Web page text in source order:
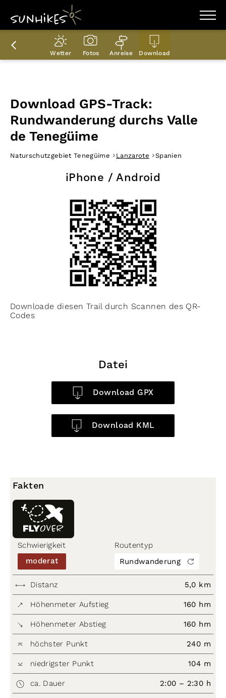
WANDERZIELE
WANDERUNGEN
ENTDECKEN
Wetter Fotos Anreise Download
Download GPS-Track:
Rundwanderung durchs Valle
de Tenegüime
Naturschutzgebiet Tenegüime Lanzarote Spanien
iPhone / Android
Downloade diesen Trail durch Scannen des QR-
Codes
Datei
Download GPX
Download KML
Fakten
Schwierigkeit
moderat
Routentyp
Rundwanderung
Distanz 5,0 km
Höhenmeter Aufstieg 160 hm
Höhenmeter Abstieg 160 hm
höchster Punkt 240 m
niedrigster Punkt 104 m
ca. Dauer 2:00 – 2:30 h